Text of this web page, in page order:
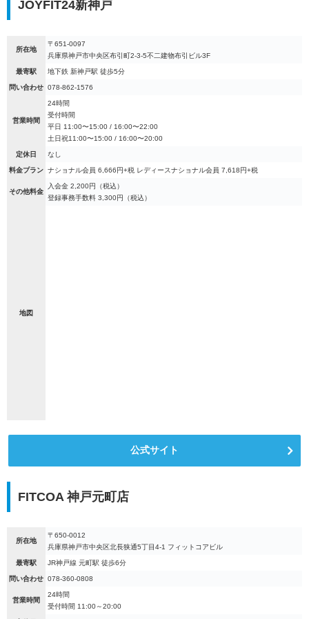
JOYFIT24新神戸
所在地
〒651-0097
兵庫県神戸市中央区布引町2-3-5不二建物布引ビル3F
最寄駅 地下鉄 新神戸駅 徒歩5分
問い合わせ 078-862-1576
営業時間
24時間
受付時間
平日 11:00〜15:00 / 16:00〜22:00
土日祝11:00〜15:00 / 16:00〜20:00
定休日 なし
料金プラン ナショナル会員 6,666円+税 レディースナショナル会員 7,618円+税
その他料金
入会金 2,200円（税込）
登録事務手数料 3,300円（税込）
地図
公式サイト
FITCOA 神戸元町店
所在地
〒650-0012
兵庫県神戸市中央区北長狭通5丁目4-1 フィットコアビル
最寄駅 JR神戸線 元町駅 徒歩6分
問い合わせ 078-360-0808
営業時間
24時間
受付時間 11:00～20:00